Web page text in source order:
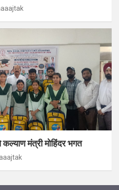
कल्याण मंत्री मोहिंदर भगत